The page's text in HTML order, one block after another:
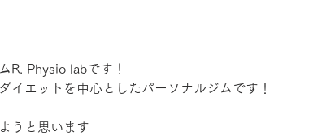
R. Physio labです！
イエットを中心としたパーソナルジムです！
うと思います